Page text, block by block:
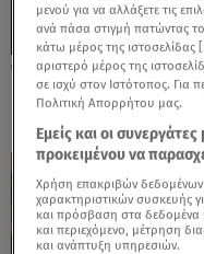
11.12.24, 16:02
H Cat Power στο
μενού για να αλλάξετε τις
ανά πάσα στιγμή πατώντας
κάτω μέρος της ιστοσελίδας
αριστερό μέρος της
σε ισχύ στον Ιστότοπος. Για
Πολιτική Απορρήτου μας.
Εμείς και οι
προκειμένου να
Χρήση επακριβών
χαρακτηριστικών συσκευής
και πρόσβαση στα δεδομένα
και περιεχόμενο, μέτρηση
και ανάπτυξη υπηρεσιών.